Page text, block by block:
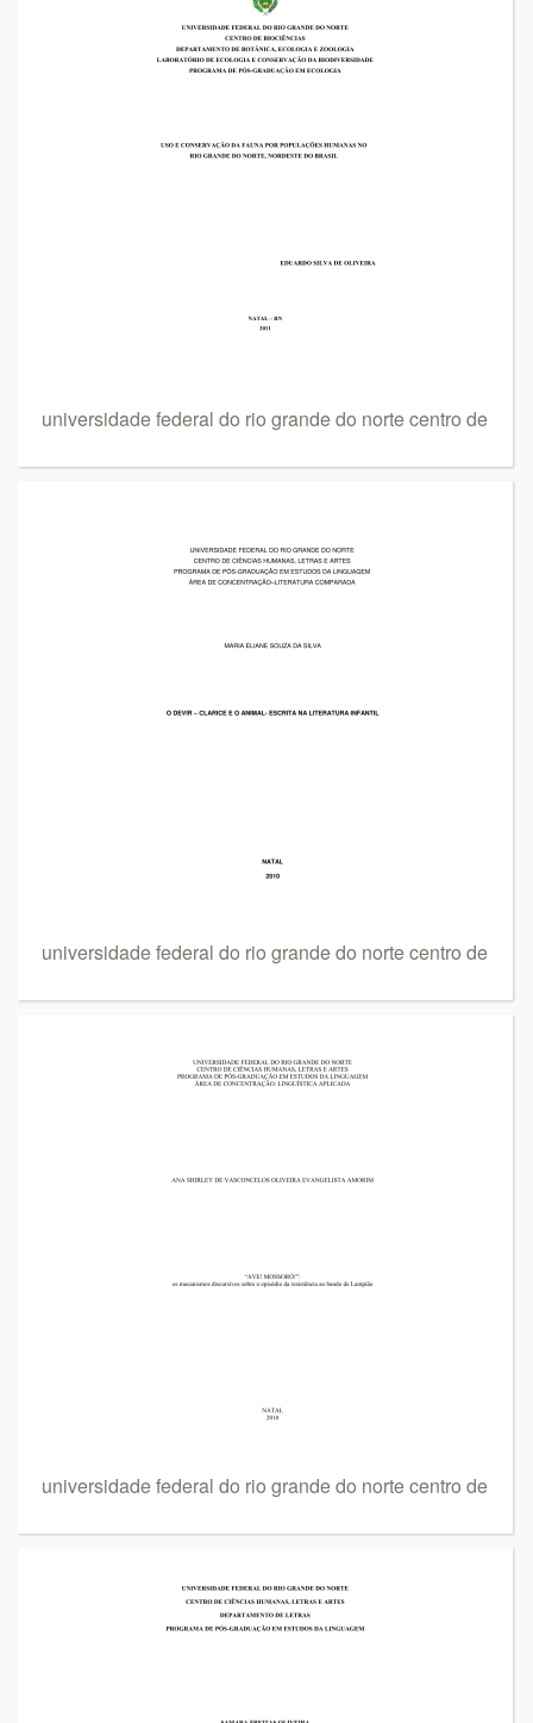
universidade federal do rio grande do norte centro de
universidade federal do rio grande do norte centro de
universidade federal do rio grande do norte centro de